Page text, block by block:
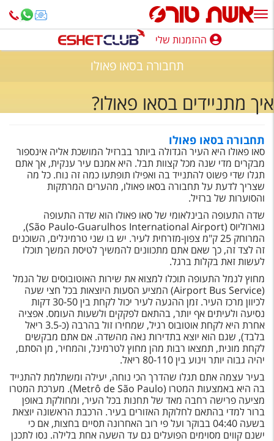
ההזמנות שלי
חופשה לפי סגנון
טיולים מאורגנים
סגנונות טיול
חבילות נופש
הרגע האחרון
חבילות בריאות וספא
טיסות לחו"ל
מלונות בחו"ל
Русский
קרוז
מגזין אשת
שירות לקוחות
טופס צור קשר
ההזמנות שלי
תחבורה בסאו פאולו
איך מתניידים בסאו פאולו?
תחבורה בסאו פאולו
סאו פאולו היא העיר הגדולה ביותר בברזיל המושכת אליה אינספור
מבקרים מדי שנה מכל קצוות תבל. היא אמנם עיר ענקית, אך אתם
תגלו שדי פשוט להתנייד בה ואפילו תופתעו כמה זה נוח. כל מה
שצריך לדעת על תחבורה בסאו פאולו, מהערים המרתקות
והסוערות של ברזיל.
שדה התעופה הבינלאומי של סאו פאולו הוא שדה התעופה
גוארוליוס (São Paulo-Guarulhos International Airport),
המרוחק 25 ק"מ צפון-מזרחית לעיר. יש בו שני טרמינלים, השוכנים
זה לצד זה, כך שאם אתם מתכוונים להמשיך לטיסת המשך תוכלו
לעשות זאת בקלות ברגל.
מחוץ לנמל התעופה תוכלו למצוא את שירות האוטובוסים של הנמל
(Airport Bus Service) המציע הסעות היוצאות בכל חצי שעה
לכיוון מרכז העיר. זמן ההגעה לעיר יכול לקחת בין 30-50 דקות
נסיעה ולעיתים אף יותר, בהתאם לפקקים ולשעות העומס. אפציה
אחרת היא לקחת אוטובוס רגיל, שמחירו זול בהרבה (כ-3.5 ריאל
בלבד), שגם הוא יוצא בתדירות נאה מהשדה. אם אתם מבקשים
לקחת מונית, תמצאו רבות מהן מחוץ לטרמינל, והמחיר, מן הסתם,
יהיה גבוה יותר וינוע בין 80-110 ריאל.
בעיר עצמה אתם תגלו שהדרך הכי נוחה, יעילה ומשתלמת להתנייד
בה היא באמצעות המטרו (Metrô de São Paulo). מערכת המטרו
מציעה פרישה רחבה מאד של תחנות בכל העיר, ומחולקת באופן
ברור למדי בהתאם לחלוקת האזורים בעיר. הרכבת הראשונה יוצאת
בשעה 04:40 בבוקר ועל פי רוב האחרונה תסיים בחצות, אם כי
ישנם קווים מסוימים הפועלים גם עד השעה אחת בלילה. נסו לתכנן